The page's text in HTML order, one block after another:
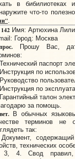
в
что-то
.
142Имя: Артюхина
Город: Москва
Прошу Вас,
паспорт
по
по
талон
за помощь.
В обычных
терминов не
так:
технических
4. Свод правил,